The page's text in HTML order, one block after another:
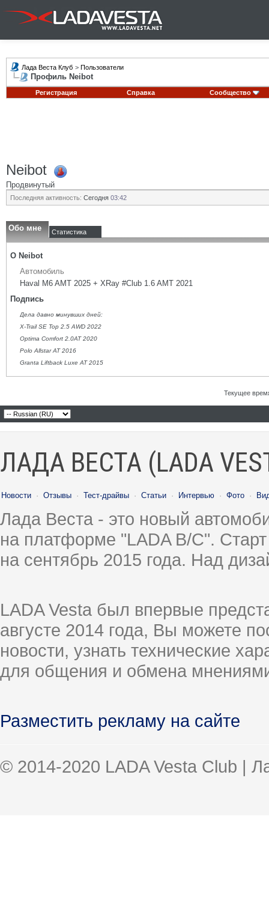
Лада Веста Клуб > Пользователи
Профиль Neibot
Регистрация Справка Сообщество
Neibot
Продвинутый
Последняя активность: Сегодня 03:42
Обо мне Статистика
О Neibot
Автомобиль
Haval M6 AMT 2025 + XRay #Club 1.6 AMT 2021
Подпись
Дела давно минувших дней:
X-Trail SE Top 2.5 AWD 2022
Optima Comfort 2.0AT 2020
Polo Allstar AT 2016
Granta Liftback Luxe AT 2015
Текущее
ЛАДА ВЕСТА (LADA
Новости · Отзывы · Тест-драйвы · Статьи · Интервью · Фото ·
Лада Веста - это новый
на платформе "LADA B/C".
на сентябрь 2015 года. Над
LADA Vesta был впервые
августе 2014 года, Вы можете
новости, узнать технические
для общения и обмена
Разместить рекламу на сайте
© 2014-2020 LADA Vesta Club |